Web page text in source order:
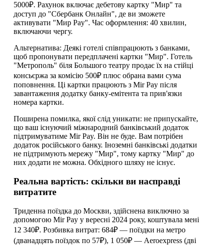
5000₽. Рахунок включає дебетову картку "Мир" та
доступ до "Сбербанк Онлайн", де ви зможете
активувати "Мир Pay". Час оформлення: 40 хвилин,
включаючи чергу.
Альтернатива: Деякі готелі співпрацюють з банками,
щоб пропонувати передплачені картки "Мир". Готель
"Метрополь" біля Большого театру продає їх на стійці
консьєржа за комісію 500₽ плюс обрана вами сума
поповнення. Ці картки працюють з Mir Pay після
завантаження додатку банку-емітента та прив'язки
номера картки.
Поширена помилка, якої слід уникати: не припускайте,
що ваш існуючий міжнародний банківський додаток
підтримуватиме Mir Pay. Він не буде. Вам потрібен
додаток російського банку. Іноземні банківські додатки
не підтримують мережу "Мир", тому картку "Мир" до
них додати не можна. Обхідного шляху не існує.
Реальна вартість: скільки ви насправді
витратите
Триденна поїздка до Москви, здійснена виключно за
допомогою Mir Pay у вересні 2024 року, коштувала мені
12 340₽. Розбивка витрат: 684₽ — поїздки на метро
(дванадцять поїздок по 57₽), 1 050₽ — Aeroexpress (дві